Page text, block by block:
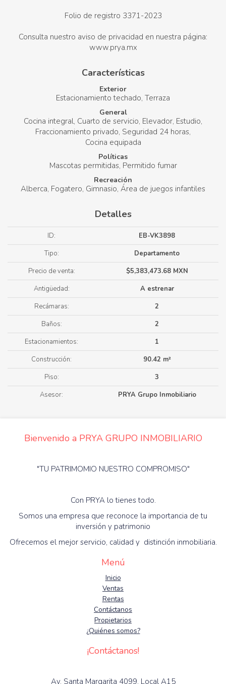
Folio de registro 3371-2023
Consulta nuestro aviso de privacidad en nuestra página:
www.prya.mx
Características
Exterior
Estacionamiento techado Terraza
General
Cocina integral Cuarto de servicio Elevador Estudio
Fraccionamiento privado Seguridad 24 horas
Cocina equipada
Políticas
Mascotas permitidas Permitido fumar
Recreación
Alberca Fogatero Gimnasio Área de juegos infantiles
Detalles
ID:
EB-VK3898
Tipo:
Departamento
Precio de venta:
$5,383,473.68 MXN
Antigüedad:
A estrenar
Recámaras:
2
Baños:
2
Estacionamientos:
1
Construcción:
90.42 m²
Piso:
3
Asesor:
PRYA Grupo Inmobiliario
Bienvenido a PRYA GRUPO INMOBILIARIO
"TU PATRIMOMIO NUESTRO COMPROMISO"
Con PRYA lo tienes todo.
Somos una empresa que reconoce la importancia de tu
inversión y patrimonio
Ofrecemos el mejor servicio, calidad y distinción inmobiliaria.
Menú
Inicio
Ventas
Rentas
Contáctanos
Propietarios
¿Quiénes somos?
¡Contáctanos!
Av. Santa Margarita 4099. Local A15